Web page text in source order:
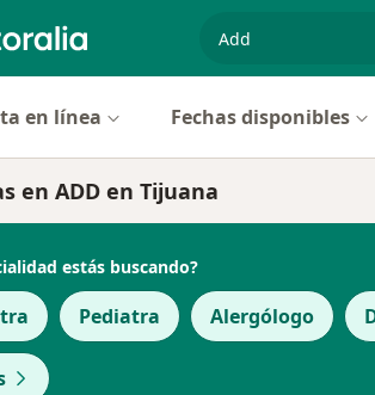
en línea Fechas disponibles
en ADD en Tijuana
estás buscando?
Pediatra Alergólogo